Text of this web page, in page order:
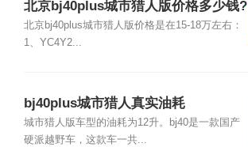
北京bj40plus城市猎人版价格多少钱?
北京bj40plus城市猎人版价格是在15-18万左右：
1、YC4Y2...
bj40plus城市猎人真实油耗
城市猎人版车型的油耗为12升。bj40是一款国产
硬派越野车，这款车一共...